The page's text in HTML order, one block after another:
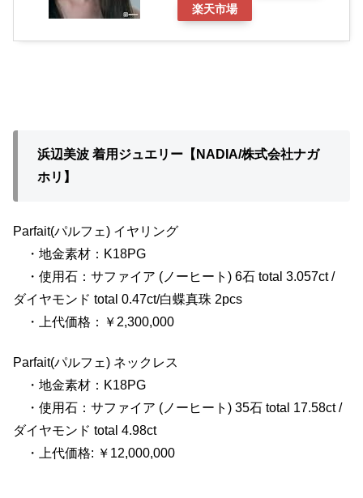
楽天市場
浜辺美波 着用ジュエリー【NADIA/株式会社ナガ
ホリ】
Parfait(パルフェ) イヤリング
・地金素材：K18PG
・使用石：サファイア (ノーヒート) 6石 total 3.057ct /
ダイヤモンド total 0.47ct/白蝶真珠 2pcs
・上代価格：￥2,300,000
Parfait(パルフェ) ネックレス
・地金素材：K18PG
・使用石：サファイア (ノーヒート) 35石 total 17.58ct /
ダイヤモンド total 4.98ct
・上代価格: ￥12,000,000